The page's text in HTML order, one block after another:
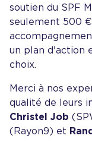
soutien du SPF
seulement 500
un plan d'action
choix.
Merci à nos
qualité de leurs
Christel Job
(Rayon9) et